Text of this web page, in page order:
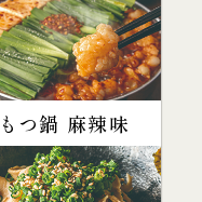
もつ鍋 麻辣味